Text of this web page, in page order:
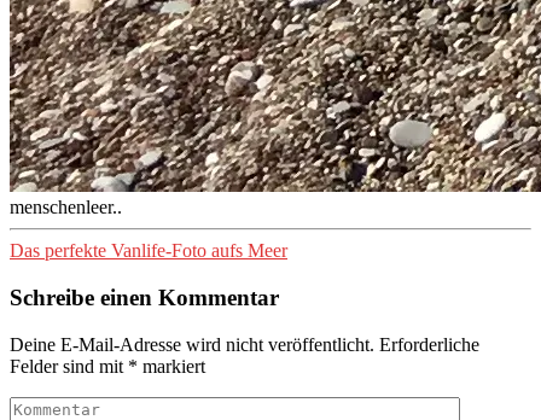
menschenleer..
Das perfekte Vanlife-Foto aufs Meer
Schreibe einen Kommentar
Deine E-Mail-Adresse wird nicht veröffentlicht. Erforderliche
Felder sind mit * markiert